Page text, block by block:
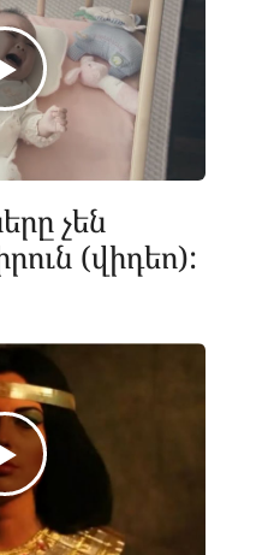
չեն
(վիդեո):